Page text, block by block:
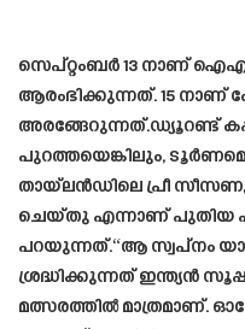
സെപ്റ്റംബർ 13 നാണ്
ആരംഭിക്കുന്നത്. 15 നാണ്
അരങ്ങേറുന്നത്.ഡ്യൂറണ്ട്
പുറത്തയെങ്കിലും,
തായ്‌ലൻഡിലെ പ്രീ
ചെയ്തു എന്നാണ് പുതിയ
പറയുന്നത്.“ആ സ്വപ്നം
ശ്രദ്ധിക്കുന്നത് ഇന്ത്യൻ
മത്സരത്തിൽ മാത്രമാണ്.